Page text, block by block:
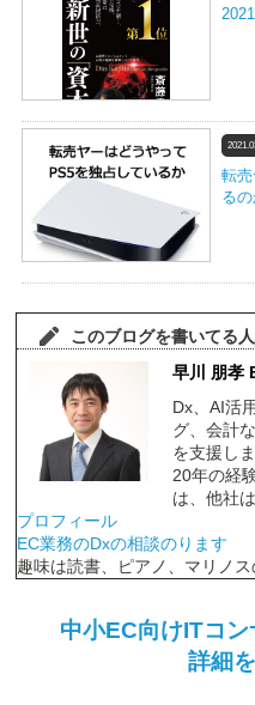
転
る
このブログを書いてる人
早川 朋孝
Dx、AI活
グ、会計
を支援し
20年の経
は、他社
プロフィール
EC業務のDxの相談のります
趣味は読書、ピアノ、マリノ
中小EC向けITコ
詳細